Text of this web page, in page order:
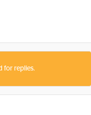
for replies.